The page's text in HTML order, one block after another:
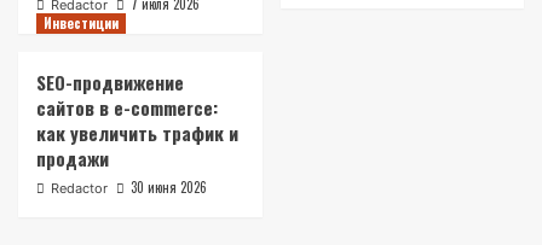
Redactor 7 июля 2026
Инвестиции
SEO-продвижение
сайтов в e-commerce:
как увеличить трафик и
продажи
Redactor 30 июня 2026